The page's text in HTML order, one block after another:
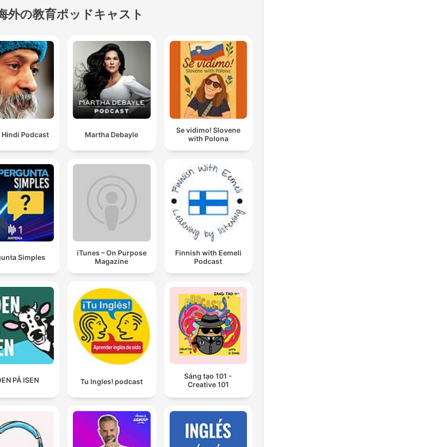
外の教育ポッドキャスト
Hindi Podcast Martha Debayle
Se vidimo! Slovene
with Polona
Simples
iTunes – On Purpose
Magazine
Finnish with Eemeli
Podcast
PÅ ISEN Tu Ingles! podcast
Sáng tạo 101 -
Creative 101